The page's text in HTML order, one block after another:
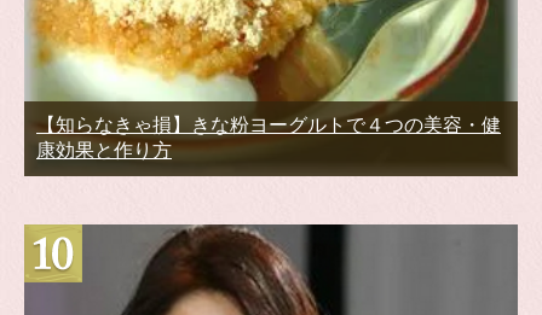
【知らなきゃ損】きな粉ヨーグルトで４つの美容・健
康効果と作り方